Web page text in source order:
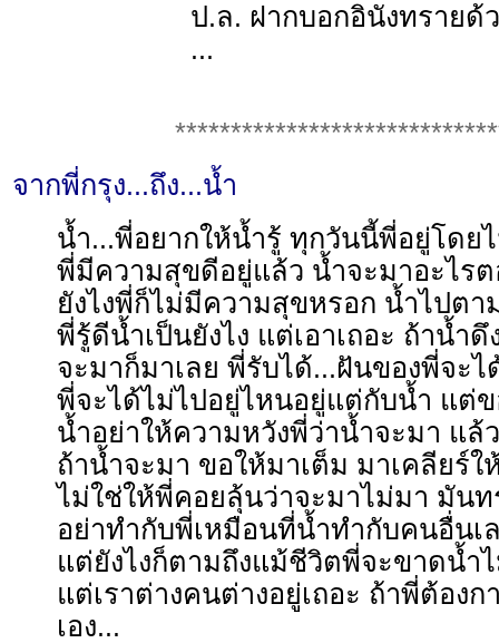
ป.ล. ฝากบอกอินังทรายด้
...
จากพี่กรุง...ถึง...น้ำ
น้ำ...พี่อยากให้น้ำรู้ ทุกวันนี้พี่อยู่โดย
พี่มีความสุขดีอยู่แล้ว น้ำจะมาอะไรต
ยังไงพี่ก็ไม่มีความสุขหรอก น้ำไปตา
พี่รู้ดีน้ำเป็นยังไง แต่เอาเถอะ ถ้าน้ำ
จะมาก็มาเลย พี่รับได้...ฝันของพี่จะไ
พี่จะได้ไม่ไปอยู่ไหนอยู่แต่กับน้ำ แต่ข
น้ำอย่าให้ความหวังพี่ว่าน้ำจะมา แ
ถ้าน้ำจะมา ขอให้มาเต็ม มาเคลียร์ใ
ไม่ใช่ให้พี่คอยลุ้นว่าจะมาไม่มา มัน
อย่าทำกับพี่เหมือนที่น้ำทำกับคนอื่นเ
แต่ยังไงก็ตามถึงแม้ชีวิตพี่จะขาดน้ำ
แต่เราต่างคนต่างอยู่เถอะ ถ้าพี่ต้อง
เอง...